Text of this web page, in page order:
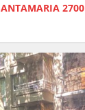
2700